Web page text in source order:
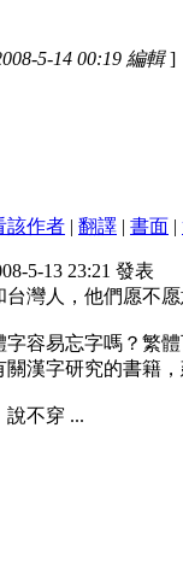
5-14 00:19 編輯]
該作者 | 翻譯 | 書面 |
5-13 23:21 發表
台灣人，他們愿不
字容易忘字嗎？繁
關漢字研究的書籍
說不穿 ...